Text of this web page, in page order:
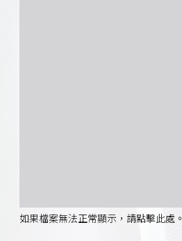
如果檔案無法正常顯示，請點擊此處。